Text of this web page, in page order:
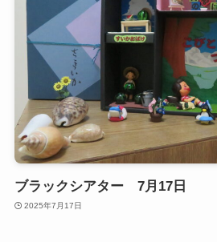
ブラックシアター 7月17日
2025年7月17日